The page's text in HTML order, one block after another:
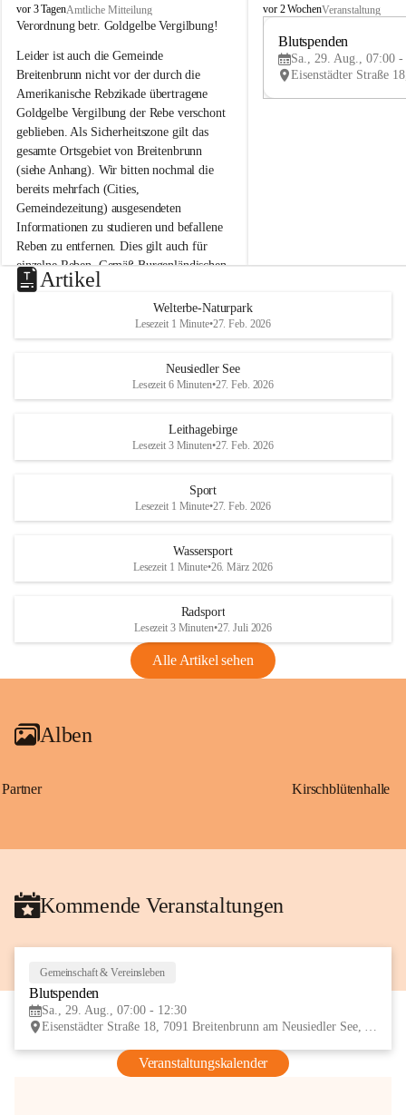
B
r
i
t
e
n
b
r
u
n
n
a
m
N
e
u
s
d
S
vor 3 TagenAmtliche Mitteilung
Verordnung betr. Goldgelbe Vergilbung!
Leider ist auch die Gemeinde
Breitenbrunn nicht vor der durch die
Amerikanische Rebzikade übertragene
Goldgelbe Vergilbung der Rebe verschont
geblieben. Als Sicherheitszone gilt das
gesamte Ortsgebiet von Breitenbrunn
(siehe Anhang). Wir bitten nochmal die
bereits mehrfach (Cities,
Gemeindezeitung) ausgesendeten
Informationen zu studieren und befallene
Reben zu entfernen. Dies gilt auch für
einzelne Reben. Gemäß Burgenländischen
Weinbaugesetz sind nicht gepflegte oder
unzulässige Weingärten zu roden! Bitte
helfen wir zusammen um unsere Winzer
vor den prognostizierten Ernteausfällen
und den daraus folgenden wirtschaftlichen
Maßnahmen zur Bekämpfung
Rebe und der Amerikanischen
Anhang VBl. EU Nr. 18
1 Seite•1,4 MB
VBl. EU Nr. 18_2026
B
e
u
e
d
r
S
vor 2 WochenVeranstaltung
Blutspenden
Sa., 29. Aug., 07:00 -
Artikel
Welterbe-Naturpark
Lesezeit 1 Minute•27. Feb. 2026
Neusiedler See
Lesezeit 6 Minuten•27. Feb. 2026
Leithagebirge
Lesezeit 3 Minuten•27. Feb. 2026
Sport
Lesezeit 1 Minute•27. Feb. 2026
Wassersport
Lesezeit 1 Minute•26. März 2026
Radsport
Lesezeit 3 Minuten•27. Juli 2026
Alle Artikel sehen
Alben
Partner Kirschblütenhalle
Kommende Veranstaltungen
Gemeinschaft & Vereinsleben
Blutspenden
Sa., 29. Aug., 07:00 - 12:30
Eisenstädter Straße 18, 7091 Breitenbrunn am Neusiedler See, AUT
Veranstaltungskalender